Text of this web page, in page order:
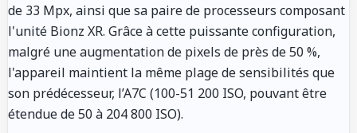
de 33 Mpx, ainsi que sa paire de processeurs composant
l'unité Bionz XR. Grâce à cette puissante configuration,
malgré une augmentation de pixels de près de 50 %,
l'appareil maintient la même plage de sensibilités que
son prédécesseur, l’A7C (100-51 200 ISO, pouvant être
étendue de 50 à 204 800 ISO).